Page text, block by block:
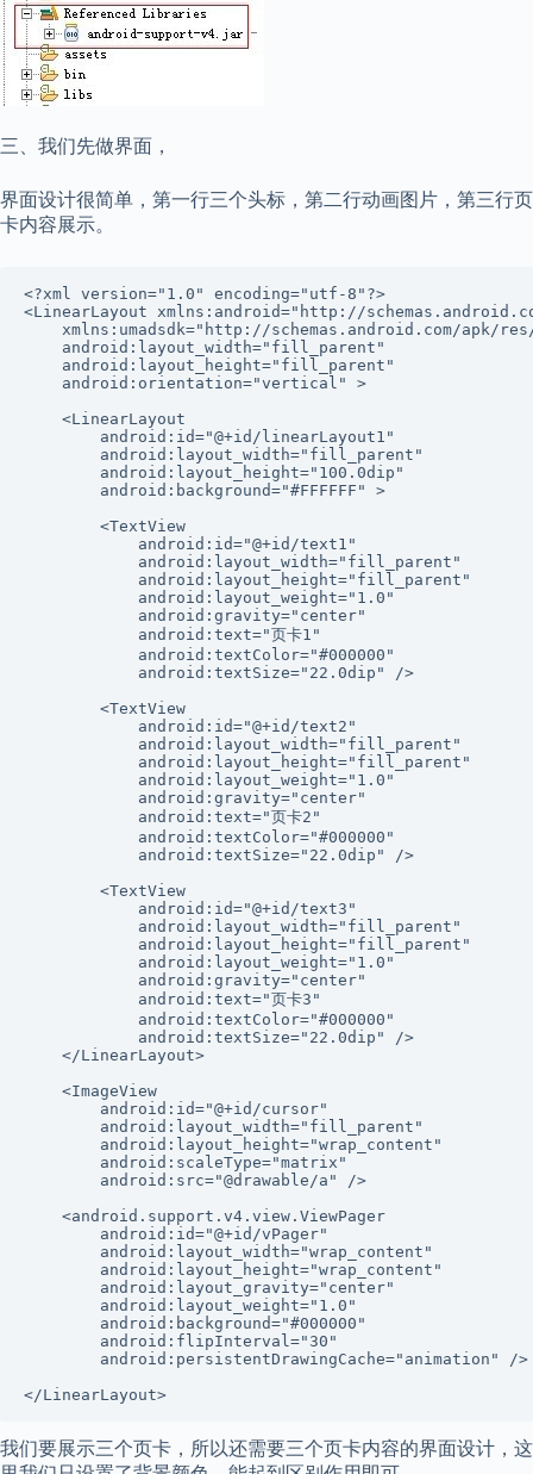
三、我们先做界面，
界面设计很简单，第一行三个头标，第二行动画图片，第三行页
卡内容展示。
<?xml version="1.0" encoding="utf-8"?>
<LinearLayout xmlns:android="http://
xmlns:umadsdk="http://schemas.android.com/apk/
    android:layout_width="fill_parent"
    android:layout_height="fill_parent"
    android:orientation="vertical" >
    <LinearLayout
        android:id="@+id/linearLayout1"
        android:layout_width="fill_parent"
        android:layout_height="100.0dip"
        android:background="#FFFFFF" >
        <TextView
            android:id="@+id/text1"
            android:layout_width="fill_parent"
            android:layout_height="fill_parent"
            android:layout_weight="1.0"
            android:gravity="center"
            android:text="页卡1"
            android:textColor="#000000"
            android:textSize="22.0dip" />
        <TextView
            android:id="@+id/text2"
            android:layout_width="fill_parent"
            android:layout_height="fill_parent"
            android:layout_weight="1.0"
            android:gravity="center"
            android:text="页卡2"
            android:textColor="#000000"
            android:textSize="22.0dip" />
        <TextView
            android:id="@+id/text3"
            android:layout_width="fill_parent"
            android:layout_height="fill_parent"
            android:layout_weight="1.0"
            android:gravity="center"
            android:text="页卡3"
            android:textColor="#000000"
            android:textSize="22.0dip" />
    </LinearLayout>
    <ImageView
        android:id="@+id/cursor"
        android:layout_width="fill_parent"
        android:layout_height="wrap_content"
        android:scaleType="matrix"
        android:src="@drawable/a" />
    <android.support.v4.view.ViewPager
        android:id="@+id/vPager"
        android:layout_width="wrap_content"
        android:layout_height="wrap_content"
        android:layout_gravity="center"
        android:layout_weight="1.0"
        android:background="#000000"
        android:flipInterval="30"
        android:persistentDrawingCache="animation" />
</LinearLayout>
我们要展示三个页卡，所以还需要三个页卡内容的界面设计，这